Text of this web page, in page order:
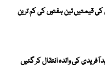
قیمتیں تین ہفتوں کی کم ترین
کی والدہ انتقال کر گئیں